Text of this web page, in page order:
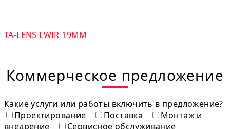
TA-LENS LWIR 19MM
Коммерческое предложение
Какие услуги или работы включить в предложение?
Проектирование
Поставка
Монтаж и
внедрение
Сервисное обслуживание